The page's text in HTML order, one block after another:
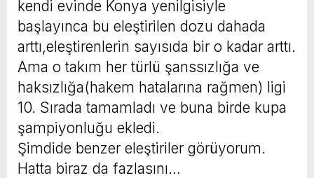
kendi evinde Konya yenilgisiyle
başlayınca bu eleştirilen dozu dahada
arttı,eleştirenlerin sayısıda bir o kadar arttı.
Ama o takım her türlü şanssızlığa ve
haksızlığa(hakem hatalarına rağmen) ligi
10. Sırada tamamladı ve buna birde kupa
şampiyonluğu ekledi.
Şimdide benzer eleştiriler görüyorum.
Hatta biraz da fazlasını…